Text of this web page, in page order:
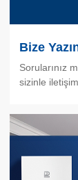
Bize
Sorularınız
sizinle